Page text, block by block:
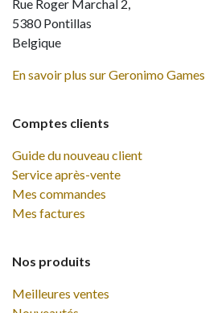
Comptes clients
Guide du nouveau client
Service après-vente
Mes commandes
Mes factures
Nos produits
Meilleures ventes
Rue Roger Marchal 2,
5380 Pontillas
Belgique
En savoir plus sur Geronimo Games